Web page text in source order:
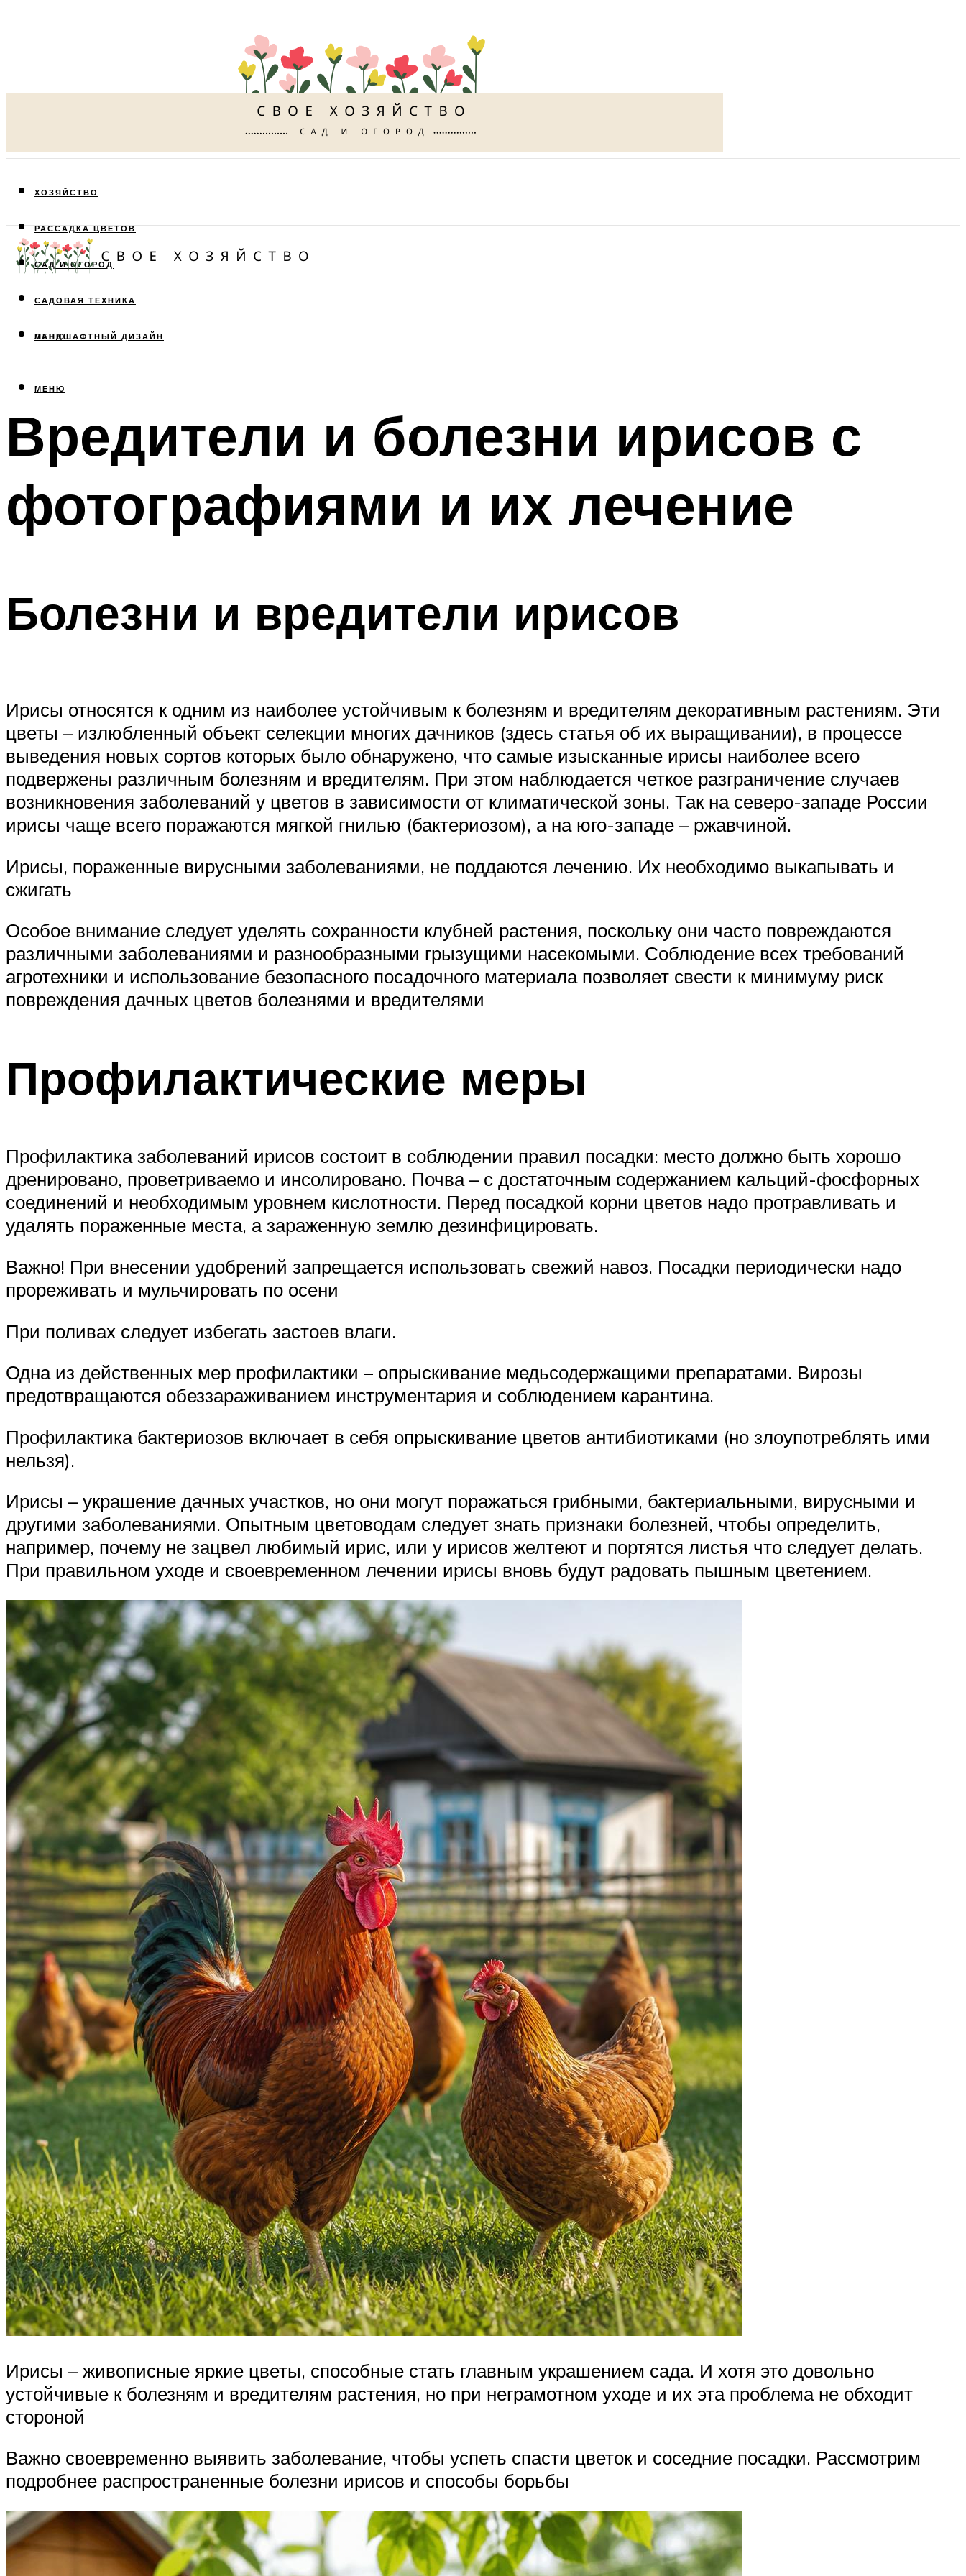
ХОЗЯЙСТВО
РАССАДКА ЦВЕТОВ
САД И ОГОРОД
САДОВАЯ ТЕХНИКА
ЛАНДШАФТНЫЙ ДИЗАЙН
МЕНЮ
МЕНЮ
Вредители и болезни ирисов с
фотографиями и их лечение
Болезни и вредители ирисов
Ирисы относятся к одним из наиболее устойчивым к болезням и вредителям декоративным растениям. Эти
цветы – излюбленный объект селекции многих дачников (здесь статья об их выращивании), в процессе
выведения новых сортов которых было обнаружено, что самые изысканные ирисы наиболее всего
подвержены различным болезням и вредителям. При этом наблюдается четкое разграничение случаев
возникновения заболеваний у цветов в зависимости от климатической зоны. Так на северо-западе России
ирисы чаще всего поражаются мягкой гнилью (бактериозом), а на юго-западе – ржавчиной.
Ирисы, пораженные вирусными заболеваниями, не поддаются лечению. Их необходимо выкапывать и
сжигать
Особое внимание следует уделять сохранности клубней растения, поскольку они часто повреждаются
различными заболеваниями и разнообразными грызущими насекомыми. Соблюдение всех требований
агротехники и использование безопасного посадочного материала позволяет свести к минимуму риск
повреждения дачных цветов болезнями и вредителями
Профилактические меры
Профилактика заболеваний ирисов состоит в соблюдении правил посадки: место должно быть хорошо
дренировано, проветриваемо и инсолировано. Почва – с достаточным содержанием кальций-фосфорных
соединений и необходимым уровнем кислотности. Перед посадкой корни цветов надо протравливать и
удалять пораженные места, а зараженную землю дезинфицировать.
Важно! При внесении удобрений запрещается использовать свежий навоз. Посадки периодически надо
прореживать и мульчировать по осени
При поливах следует избегать застоев влаги.
Одна из действенных мер профилактики – опрыскивание медьсодержащими препаратами. Вирозы
предотвращаются обеззараживанием инструментария и соблюдением карантина.
Профилактика бактериозов включает в себя опрыскивание цветов антибиотиками (но злоупотреблять ими
нельзя).
Ирисы – украшение дачных участков, но они могут поражаться грибными, бактериальными, вирусными и
другими заболеваниями. Опытным цветоводам следует знать признаки болезней, чтобы определить,
например, почему не зацвел любимый ирис, или у ирисов желтеют и портятся листья что следует делать.
При правильном уходе и своевременном лечении ирисы вновь будут радовать пышным цветением.
Ирисы – живописные яркие цветы, способные стать главным украшением сада. И хотя это довольно
устойчивые к болезням и вредителям растения, но при неграмотном уходе и их эта проблема не обходит
стороной
Важно своевременно выявить заболевание, чтобы успеть спасти цветок и соседние посадки. Рассмотрим
подробнее распространенные болезни ирисов и способы борьбы